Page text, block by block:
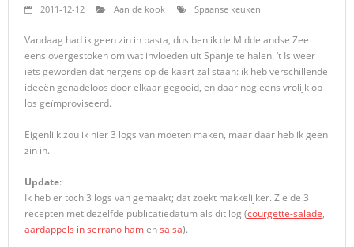
2011-12-12 Aan de kook Spaanse keuken
Vandaag had ik geen zin in pasta, dus ben ik de Middelandse Zee
eens overgestoken om wat invloeden uit Spanje te halen. ‘t Is weer
iets geworden dat nergens op de kaart zal staan: ik heb verschillende
ideeën genadeloos door elkaar gegooid, en daar nog eens vrolijk op
los geïmproviseerd.
Eigenlijk zou ik hier 3 logs van moeten maken, maar daar heb ik geen
zin in.
Update:
Ik heb er toch 3 logs van gemaakt; dat zoekt makkelijker. Zie de 3
recepten met dezelfde publicatiedatum als dit log (courgette-salade,
aardappels in serrano hamensalsa).